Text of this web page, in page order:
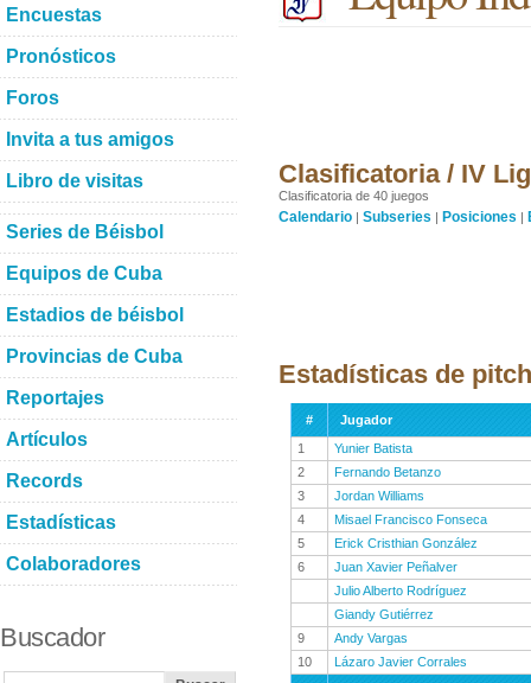
Clasificatoria / IV
Clasificatoria de 40 juegos
Calendario | Subseries | Posiciones |
Estadísticas de
# Jugador
1
Yunier Batista
2
Fernando Betanzo
3
Jordan Williams
4
Misael Francisco Fonseca
5
Erick Cristhian González
6
Juan Xavier Peñalver
Julio Alberto Rodríguez
Giandy Gutiérrez
9
Andy Vargas
10
Lázaro Javier Corrales
Encuestas
Pronósticos
Foros
Invita a tus amigos
Libro de visitas
Series de Béisbol
Equipos de Cuba
Estadios de béisbol
Provincias de Cuba
Reportajes
Artículos
Records
Estadísticas
Colaboradores
Buscador